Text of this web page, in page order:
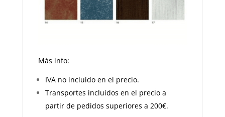
Más info:
IVA no incluido en el precio.
Transportes incluidos en el precio a
partir de pedidos superiores a 200€.